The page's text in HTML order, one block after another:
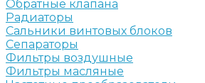
Обратные клапана
Радиаторы
Сальники винтовых блоков
Сепараторы
Фильтры воздушные
Фильтры масляные